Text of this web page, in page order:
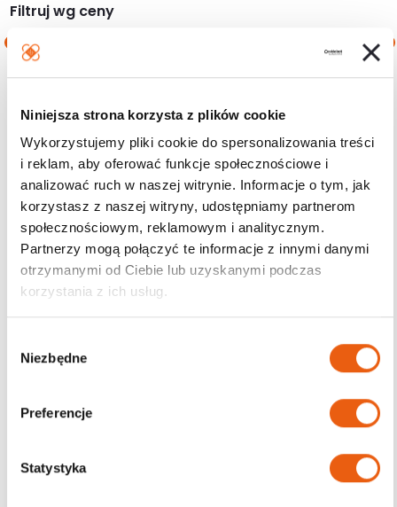
Niniejsza strona korzysta z plików cookie
Wykorzystujemy pliki cookie do spersonalizowania treści
i reklam, aby oferować funkcje społecznościowe i
analizować ruch w naszej witrynie. Informacje o tym, jak
korzystasz z naszej witryny, udostępniamy partnerom
społecznościowym, reklamowym i analitycznym.
Partnerzy mogą połączyć te informacje z innymi danymi
otrzymanymi od Ciebie lub uzyskanymi podczas
korzystania z ich usług.
Niezbędne
Preferencje
Statystyka
Filtruj wg ceny
Filtruj
Darmowa dostawa
od 200zł